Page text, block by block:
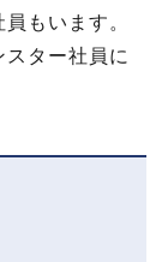
もいます。
ター社員に